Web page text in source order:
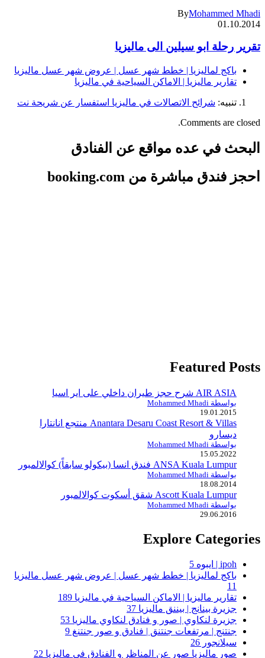
ByMohammed Mhadi
01.10.2014
تقرير رحلة ابو سيلين الى ماليزيا
باكج لماليزيا | خطط شهر عسل | عروض شهر عسل ماليزيا
تقارير ماليزيا | الاماكن السياحية في ماليزيا
تنبيه: شرائح الاتصالات في ماليزيا استفسار عن شريحة نت
Comments are closed.
البحث في عده مواقع عن الفنادق
احجز فندق مباشرة من booking.com
Featured Posts
AIR ASIA شرح حجز طيران داخلي على اير اسيا
بواسطة Mohammed Mhadi
19.01.2015
Anantara Desaru Coast Resort & Villas منتجع انانتارا
ديسارو
بواسطة Mohammed Mhadi
15.05.2022
ANSA Kuala Lumpur فندق انسا (بيكولو سابقاً) كوالالمبور
بواسطة Mohammed Mhadi
18.08.2014
Ascott Kuala Lumpur شقق أسكوت كوالالمبور
بواسطة Mohammed Mhadi
29.06.2016
Explore Categories
ipoh | ايبوه
5
باكج لماليزيا | خطط شهر عسل | عروض شهر عسل ماليزيا
11
تقارير ماليزيا | الاماكن السياحية في ماليزيا 189
جزيرة بينانج | بيننق ماليزيا 37
جزيرة لنكاوي | صور و فنادق لنكاوي ماليزيا 53
جنتنج | مرتفعات جنتنق | فنادق و صور جنتنغ 9
سيلانجور 26
صور ماليزيا صور عن المناظر و الفنادق في ماليزيا 22